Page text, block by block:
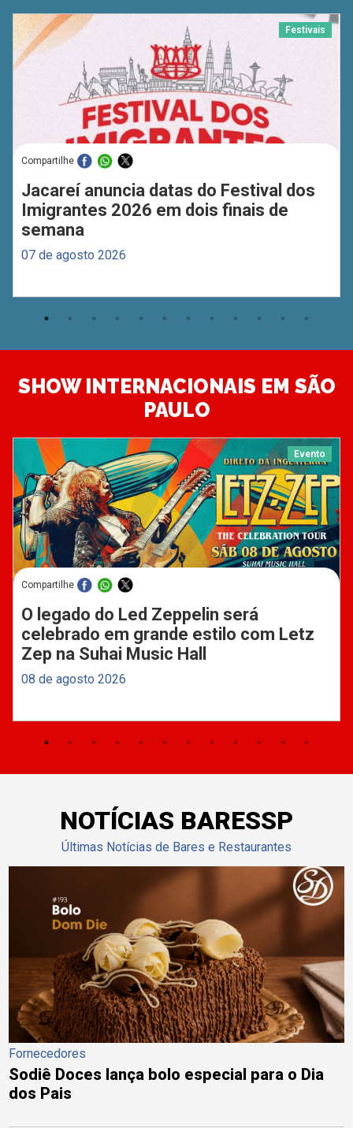
Festivais
Compartilhe
Jacareí anuncia datas do Festival dos
Imigrantes 2026 em dois finais de
semana
07 de agosto 2026
SHOW INTERNACIONAIS EM SÃO
PAULO
Evento
Compartilhe
O legado do Led Zeppelin será
celebrado em grande estilo com Letz
Zep na Suhai Music Hall
08 de agosto 2026
NOTÍCIAS BARESSP
Últimas Notícias de Bares e Restaurantes
Fornecedores
Sodiê Doces lança bolo especial para o Dia
dos Pais